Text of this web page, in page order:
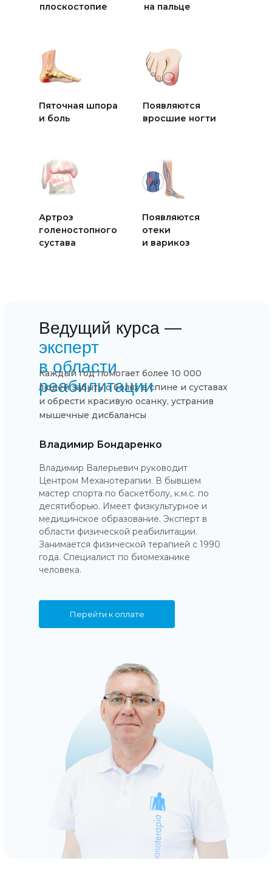
плоскостопие
на пальце
Пяточная шпора
и боль
Появляются
вросшие ногти
Артроз
голеностопного
сустава
Появляются
отеки
и варикоз
Ведущий курса —
эксперт
в области
реабилитации
Каждый год помогает более 10 000
людей забыть о болях в спине и суставах
и обрести красивую осанку, устранив
мышечные дисбалансы
Перейти к оплате
Владимир Бондаренко
Владимир Валерьевич руководит
Центром Механотерапии. В бывшем
мастер спорта по баскетболу, к.м.с. по
десятиборью. Имеет физкультурное и
медицинское образование. Эксперт в
области физической реабилитации.
Занимается физической терапией с 1990
года. Специалист по биомеханике
человека.